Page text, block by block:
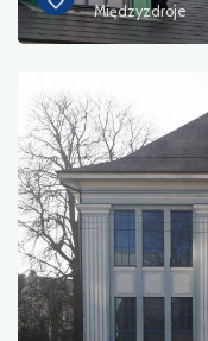
Międzyzdroje